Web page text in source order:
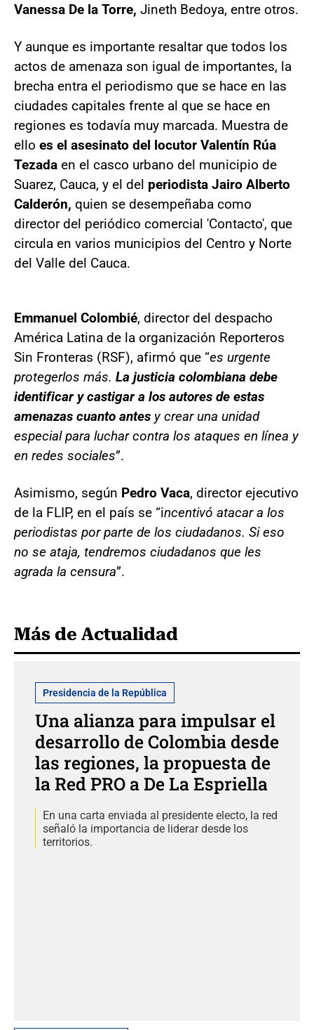
Vanessa De la Torre, Jineth Bedoya, entre otros.
Y aunque es importante resaltar que todos los
actos de amenaza son igual de importantes, la
brecha entra el periodismo que se hace en las
ciudades capitales frente al que se hace en
regiones es todavía muy marcada. Muestra de
ello es el asesinato del locutor Valentín Rúa
Tezada en el casco urbano del municipio de
Suarez, Cauca, y el del periodista Jairo Alberto
Calderón, quien se desempeñaba como
director del periódico comercial 'Contacto', que
circula en varios municipios del Centro y Norte
del Valle del Cauca.
Emmanuel Colombié, director del despacho
América Latina de la organización Reporteros
Sin Fronteras (RSF), afirmó que “es urgente
protegerlos más. La justicia colombiana debe
identificar y castigar a los autores de estas
amenazas cuanto antes y crear una unidad
especial para luchar contra los ataques en línea y
en redes sociales”.
Asimismo, según Pedro Vaca, director ejecutivo
de la FLIP, en el país se “incentivó atacar a los
periodistas por parte de los ciudadanos. Si eso
no se ataja, tendremos ciudadanos que les
agrada la censura”.
Más de Actualidad
Presidencia de la República
Una alianza para impulsar el
desarrollo de Colombia desde
las regiones, la propuesta de
la Red PRO a De La Espriella
En una carta enviada al presidente electo, la red
señaló la importancia de liderar desde los
territorios.